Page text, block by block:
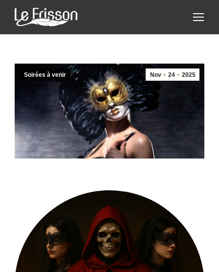
Nov 24 2025
Soirées à venir